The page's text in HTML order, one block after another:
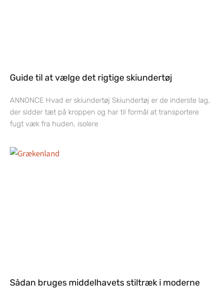
Guide til at vælge det rigtige skiundertøj
ANNONCE Hvad er skiundertøj Skiundertøj er de inderste lag,
der sidder tæt på kroppen og har til formål at transportere
fugt væk fra huden, isolere
Sådan bruges middelhavets stiltræk i moderne